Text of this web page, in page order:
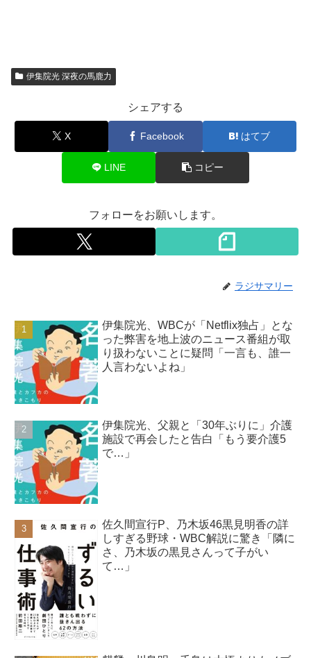
伊集院光 深夜の馬鹿力
シェアする
X Facebook はてブ
LINE コピー
フォローをお願いします。
ラジサマリー
伊集院光、WBCが「Netflix独占」とな
った弊害を地上波のニュース番組が取
り扱わないことに疑問「一言も、誰一
人言わないよね」
伊集院光、父親と「30年ぶりに」介護
施設で再会したと告白「もう要介護5
で…」
佐久間宣行P、乃木坂46黒見明香の詳
しすぎる野球・WBC解説に驚き「隣に
さ、乃木坂の黒見さんって子がい
て…」